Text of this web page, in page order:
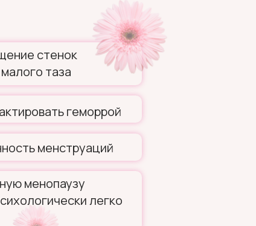
стенок
таза
геморрой
менструаций
менопаузу
легко